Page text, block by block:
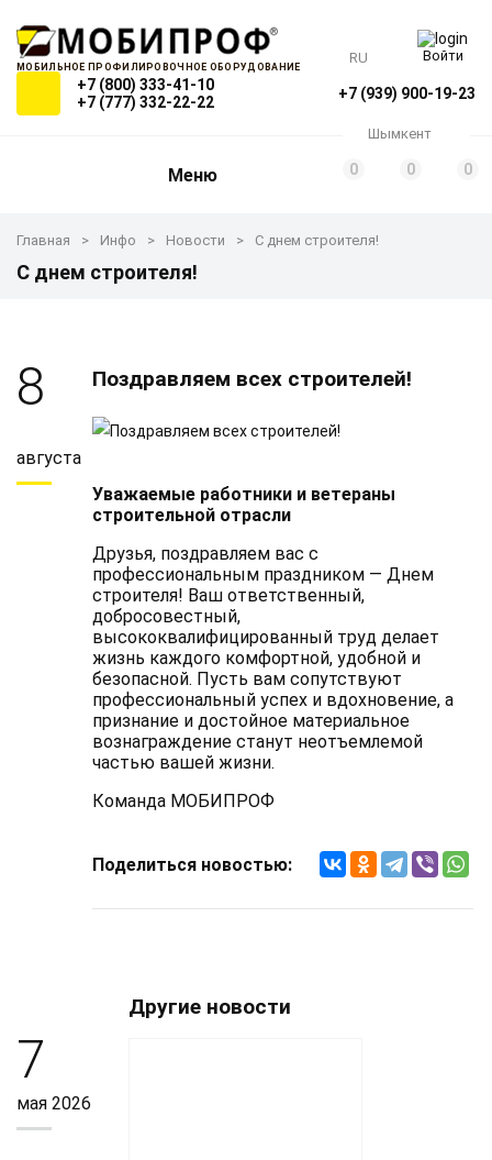
МОБИЛЬНОЕ ПРОФИЛИРОВОЧНОЕ ОБОРУДОВАНИЕ
+7 (800) 333-41-10
+7 (777) 332-22-22
+7 (939) 900-19-23
RU Войти
Шымкент
Меню 0 0 0
Главная Инфо Новости С днем строителя!
С днем строителя!
8
августа
Поздравляем всех строителей!
Уважаемые работники и ветераны
строительной отрасли
Друзья, поздравляем вас с
профессиональным праздником — Днем
строителя! Ваш ответственный,
добросовестный,
высококвалифицированный труд делает
жизнь каждого комфортной, удобной и
безопасной. Пусть вам сопутствуют
профессиональный успех и вдохновение, а
признание и достойное материальное
вознаграждение станут неотъемлемой
частью вашей жизни.
Команда МОБИПРОФ
Поделиться новостью:
Другие новости
7
мая 2026